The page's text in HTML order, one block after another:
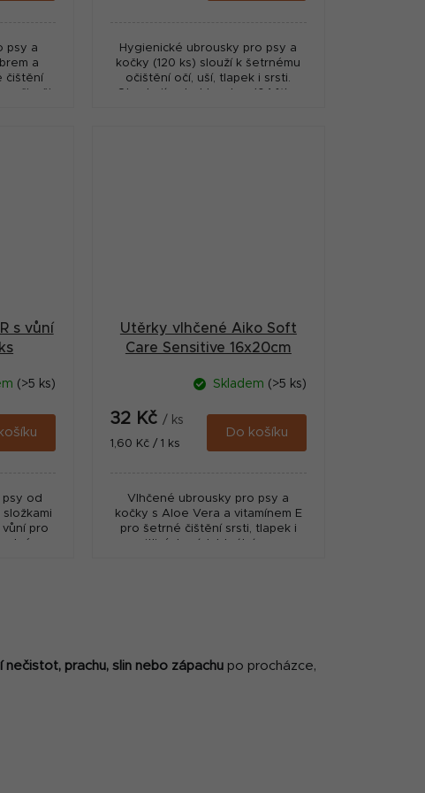
psy a
a
čištění
oči, uši,
Hygienické ubrousky pro psy a
kočky (120 ks) slouží k šetrnému
očištění očí, uší, tlapek i srsti.
Obsahují extrakt z aloe (0,1 %) a
s vůní
(>5 ks)
od
pro
pro
Utěrky vlhčené Aiko Soft
Care Sensitive 16x20cm
Skladem (>5 ks)
32 Kč / ks
Měrná
1,60 Kč / 1 ks
Do košíku
Vlhčené ubrousky pro psy a
kočky s Aloe Vera a vitamínem E
pro šetrné čištění srsti, tlapek i
citlivých míst. Ideální pro
nečistot, prachu, slin nebo zápachu po procházce,